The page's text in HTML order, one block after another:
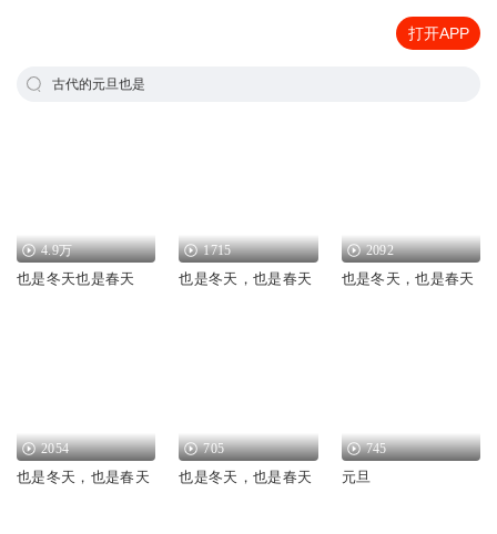
打开APP
古代的元旦也是
4.9万
也是冬天也是春天
1715
也是冬天，也是春天
2092
也是冬天，也是春天
2054
也是冬天，也是春天
705
也是冬天，也是春天
745
元旦